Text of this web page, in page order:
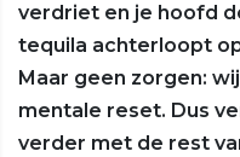
verdriet en je hoofd
tequila achterloopt
Maar geen zorgen:
mentale reset. Dus
verder met de rest